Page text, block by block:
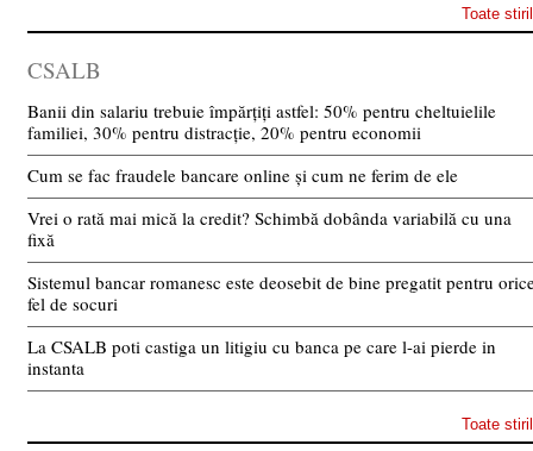
Toate
CSALB
Banii din salariu trebuie împărțiți astfel: 50% pentru cheltuielile
familiei, 30% pentru distracție, 20% pentru economii
Cum se fac fraudele bancare online și cum ne ferim de ele
Vrei o rată mai mică la credit? Schimbă dobânda variabilă cu una
fixă
Sistemul bancar romanesc este deosebit de bine pregatit pentru
fel de socuri
La CSALB poti castiga un litigiu cu banca pe care l-ai pierde in
instanta
Toate